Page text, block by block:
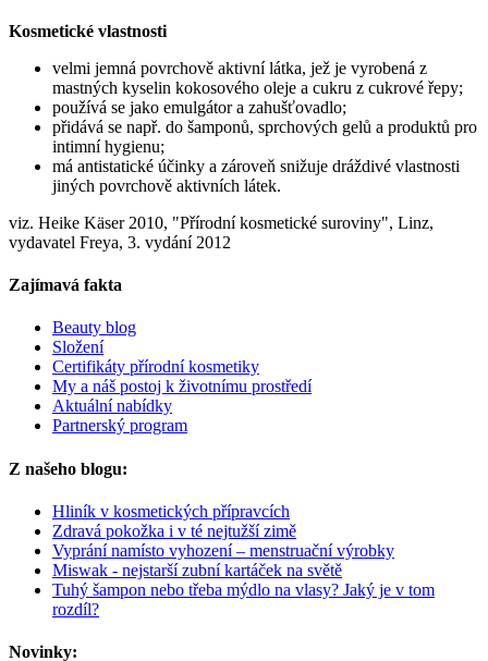
Kosmetické vlastnosti
velmi jemná povrchově aktivní látka, jež je vyrobená z
mastných kyselin kokosového oleje a cukru z cukrové řepy;
používá se jako emulgátor a zahušťovadlo;
přidává se např. do šamponů, sprchových gelů a produktů pro
intimní hygienu;
má antistatické účinky a zároveň snižuje dráždivé vlastnosti
jiných povrchově aktivních látek.
viz. Heike Käser 2010, "Přírodní kosmetické suroviny", Linz,
vydavatel Freya, 3. vydání 2012
Zajímavá fakta
Beauty blog
Složení
Certifikáty přírodní kosmetiky
My a náš postoj k životnímu prostředí
Aktuální nabídky
Partnerský program
Z našeho blogu:
Hliník v kosmetických přípravcích
Zdravá pokožka i v té nejtužší zimě
Vyprání namísto vyhození – menstruační výrobky
Miswak - nejstarší zubní kartáček na světě
Tuhý šampon nebo třeba mýdlo na vlasy? Jaký je v tom
rozdíl?
Novinky: